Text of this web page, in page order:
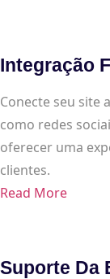
Integração
Conecte seu site
como redes
oferecer uma
clientes.
Read More
Suporte Da